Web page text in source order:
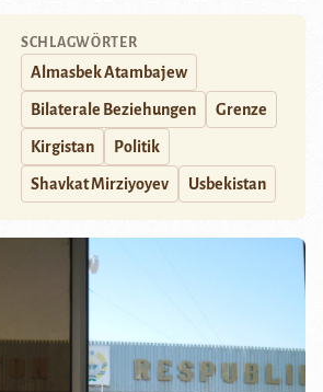
SCHLAGWÖRTER
Almasbek Atambajew
Bilaterale Beziehungen Grenze
Kirgistan Politik
Shavkat Mirziyoyev Usbekistan